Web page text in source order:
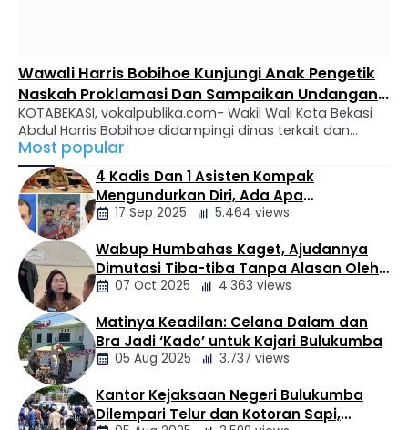
Satresnarkoba Polresta Tanjungpinang Perkuat
Sinergi dengan Jasa Ekspedisi Cegah Peredaran
Narkoba
Tanjungpinang, vokalpublikacom– Dalam upaya
memperkuat pencegahan dan pemberantasan
peredaran gelap narkotika, Satuan Reserse Narkoba
(Satresnarkoba) Polresta Tanjungpinang menggelar
kegiatan koordinasi dan edukasi bersama sejumlah
perusahaan jasa ekspedisi di Kota Tanjungpinang,
Kamis (06/08/2026). Kegiatan yang berlangsung di
Ruang Satresnarkoba Polresta Tanjungpinang ini
dipimpin langsung oleh PS. Kasat Resnarkoba Polresta
Tanjungpinang, AKP Syofian Rida, S.H., M.H., dan …
Most popular
Berita
Daerah
4 Kadis Dan 1 Asisten Kompak
Mengundurkan Diri, Ada Apa
Pemerintahan Oloan
17 Sep 2025 5.464 views
Berita
Daerah
Wabup Humbahas Kaget, Ajudannya
Dimutasi Tiba-tiba Tanpa Alasan Oleh
Bupati
07 Oct 2025 4.363 views
Berita
Daerah
Matinya Keadilan: Celana Dalam dan
Bra Jadi ‘Kado’ untuk Kajari Bulukumba
05 Aug 2025 3.737 views
Kantor Kejaksaan Negeri Bulukumba
Dilempari Telur dan Kotoran Sapi,